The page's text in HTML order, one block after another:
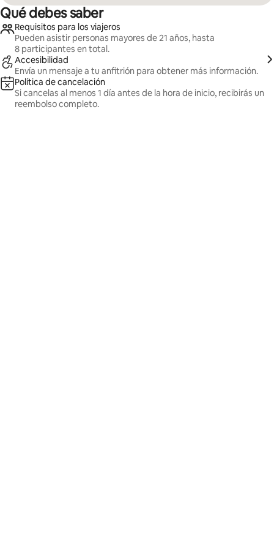
Qué debes saber
Requisitos para los viajeros
Pueden asistir personas mayores de 21 años, hasta
8 participantes en total.
Accesibilidad
Envía un mensaje a tu anfitrión para obtener más información.
Política de cancelación
Si cancelas al menos 1 día antes de la hora de inicio, recibirás un
reembolso completo.